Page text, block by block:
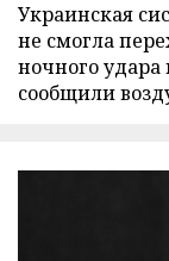
Украинская
не смогла
ночного
сообщили